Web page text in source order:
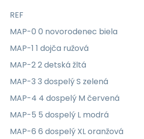
REF
MAP-0 0 novorodenec biela
MAP-1 1 dojča ružová
MAP-2 2 detská žltá
MAP-3 3 dospelý S zelená
MAP-4 4 dospelý M červená
MAP-5 5 dospelý L modrá
MAP-6 6 dospelý XL oranžová